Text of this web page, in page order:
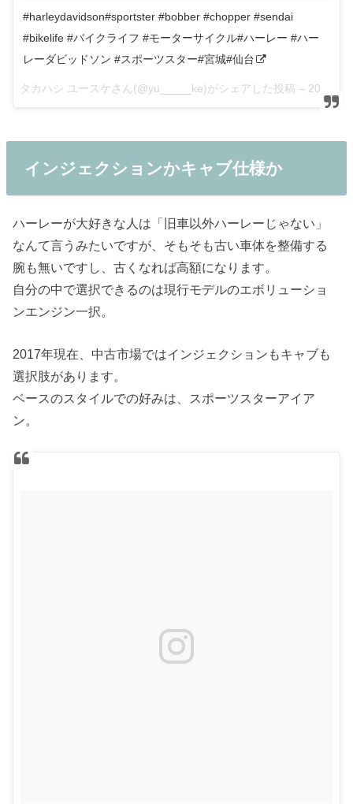
#harleydavidson#sportster #bobber #chopper #sendai
#bikelife #バイクライフ #モーターサイクル#ハーレー #ハー
レーダビッドソン #スポーツスター#宮城#仙台
タカハシ ユースケさん(@yu_____ke)がシェアした投稿 – 2017 7月 24 8:30午前 PDT
インジェクションかキャブ仕様か
ハーレーが大好きな人は「旧車以外ハーレーじゃない」
なんて言うみたいですが、そもそも古い車体を整備する
腕も無いですし、古くなれば高額になります。
自分の中で選択できるのは現行モデルのエボリューショ
ンエンジン一択。
2017年現在、中古市場ではインジェクションもキャブも
選択肢があります。
ベースのスタイルでの好みは、スポーツスターアイア
ン。